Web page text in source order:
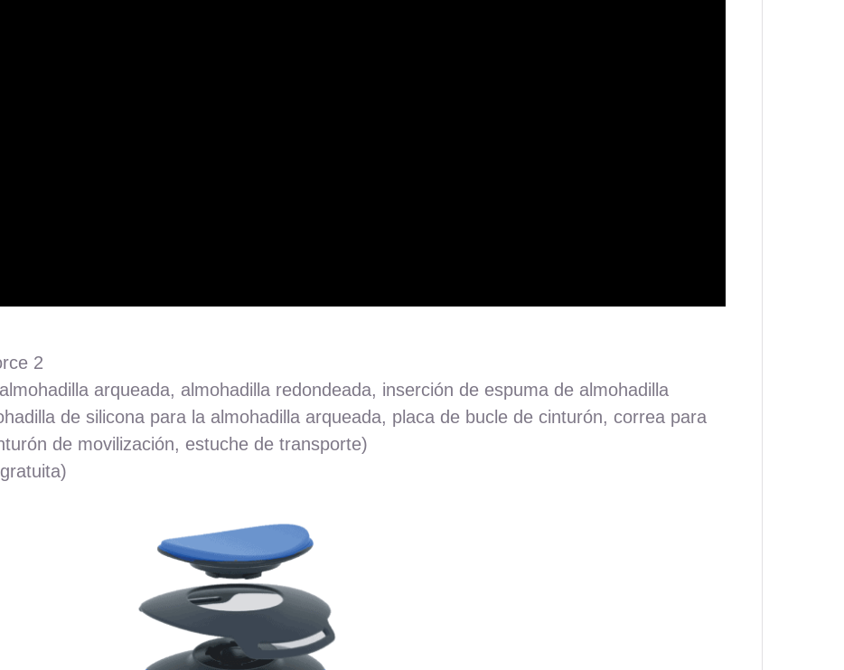
2
arqueada, almohadilla redondeada, inserción de espuma de almohadilla
de silicona para la almohadilla arqueada, placa de bucle de cinturón, correa para
de movilización, estuche de transporte)